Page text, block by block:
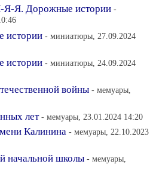
Я-Я. Дорожные истории -
истории - миниатюры, 27.09.2024
истории - миниатюры, 24.09.2024
войны - мемуары,
лет - мемуары, 23.01.2024 14:20
Калинина - мемуары, 22.10.2023
начальной школы - мемуары,